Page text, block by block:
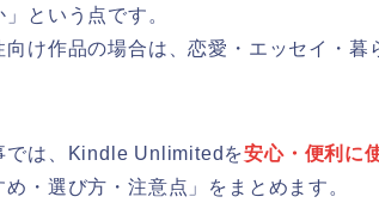
という点です。
向け作品の場合は、恋愛・エッセイ・
では、Kindle Unlimitedを安心・便利に
め・選び方・注意点」をまとめます。